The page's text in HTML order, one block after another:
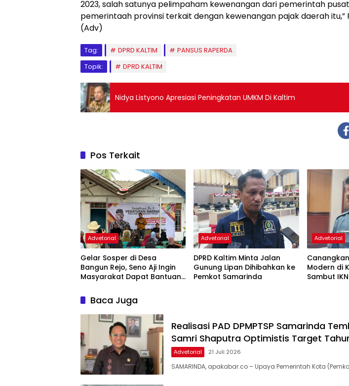
2023, salah satunya pelimpaham kewenangan dari pemerintah
pemerintaah provinsi terkait dengan kewenangan pajak daerah itu,”
(Adv)
Tag: DPRD KALTIM
PANSUS RAPERDA
Topik:
DPRD KALTIM
Nidya Listyono Apresiasi Peningkatan UMKM Di Kaltim
Pos Terkait
Advetorial
Gelar Sosper di Desa
Bangun Rejo, Seno Aji Ingin
Masyarakat Dapat Bantuan
Advetorial
DPRD Kaltim Minta Jalan
Gunung Lipan Dihibahkan ke
Pemkot Samarinda
Advetorial
Modern di
Sambut IKN
Baca Juga
Realisasi PAD DPMPTSP Samarinda
Samri Shaputra Optimistis Target
Advetorial 21 Juli 2026
SAMARINDA, apakabar.co – Upaya Pemerintah Kota